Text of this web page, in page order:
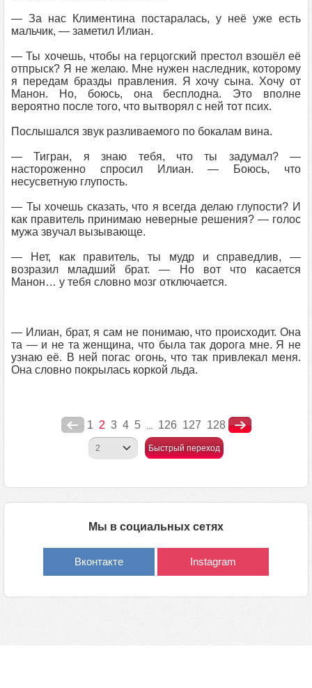
— За нас Климентина постаралась, у неё уже есть
мальчик, — заметил Илиан.
— Ты хочешь, чтобы на герцогский престол взошёл её
отпрыск? Я не желаю. Мне нужен наследник, которому
я передам бразды правления. Я хочу сына. Хочу от
Манон. Но, боюсь, она бесплодна. Это вполне
вероятно после того, что вытворял с ней тот псих.
Послышался звук разливаемого по бокалам вина.
— Тигран, я знаю тебя, что ты задумал? —
настороженно спросил Илиан. — Боюсь, что
несусветную глупость.
— Ты хочешь сказать, что я всегда делаю глупости? И
как правитель принимаю неверные решения? — голос
мужа звучал вызывающе.
— Нет, как правитель, ты мудр и справедлив, —
возразил младший брат. — Но вот что касается
Манон… у тебя словно мозг отключается.
— Илиан, брат, я сам не понимаю, что происходит. Она
та — и не та женщина, что была так дорога мне. Я не
узнаю её. В ней погас огонь, что так привлекал меня.
Она словно покрылась коркой льда.
1 2 3 4 5 ... 126 127 128
Быстрый переход
Мы в социальных сетях
Вконтакте Instagram